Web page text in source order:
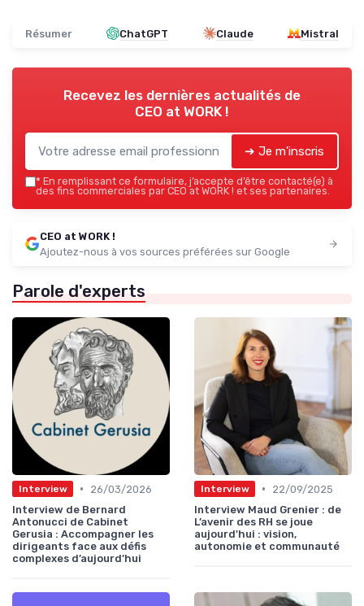
Résumer ChatGPT Claude Mistral
Recevez les dernières actualités de
CEO at WORK !
➔ Je m'inscris
* En remplissant ce formulaire, j’accepte d’être contacté(e) à
des fins commerciales par CEO at WORK ! et ses partenaires.
CEO at WORK !
Ajoutez-nous à vos sources préférées sur Google
Parole d'experts
Interview •
26/03/2026
Interview de Bernard
Antonucci de Cabinet
Gerusia : Accompagner les
dirigeants face aux défis
complexes d’aujourd’hui
Interview •
22/09/2025
Interview Maud Grenier : de
L’avenir des RH se joue
aujourd'hui : vision,
autonomie et communauté